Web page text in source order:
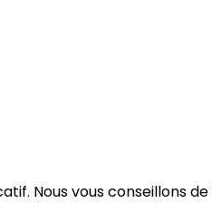
Nous vous conseillons de